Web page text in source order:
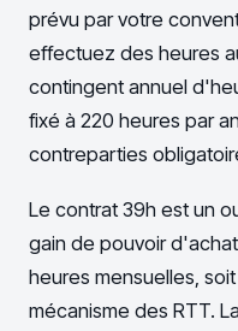
prévu par votre
effectuez des heures
contingent annuel
fixé à 220 heures par
contreparties
Le contrat 39h est un
gain de pouvoir
heures mensuelles,
mécanisme des RTT.